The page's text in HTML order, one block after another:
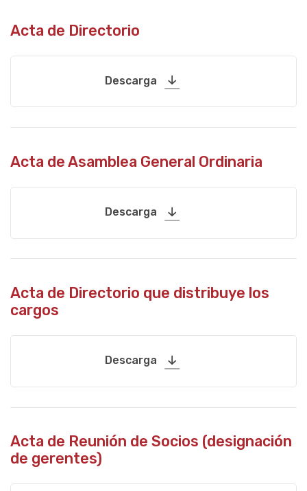
Acta de Directorio
Descarga
Acta de Asamblea General Ordinaria
Descarga
Acta de Directorio que distribuye los
cargos
Descarga
Acta de Reunión de Socios (designación
de gerentes)